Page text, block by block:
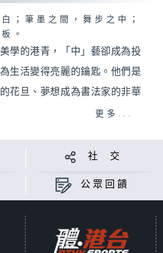
；筆墨之間，舞步之中；
。
學的港青，「中」藝卻成為投
生活變得亮麗的鑰匙。他們是
花旦、夢想成為書法家的非華
代演繹，一起上一課中藝港青
更多...
社 交
公眾回饋